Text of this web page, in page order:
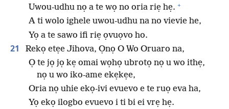
Uwou-udhu nọ a te wọ no oria riẹ hẹ. +
A ti wolo ighele uwou-udhu na no vievie he,
Yọ a te sawo ifi riẹ ọvuọvo ho.
21
Rekọ etẹe Jihova, Ọnọ O Wo Oruaro na,
Ọ te jọ jọ kẹ omai wọhọ ubrotọ nọ u wo ithẹ,
nọ u wo iko-ame ekẹkẹe,
Oria nọ uhie ekọ-ivi evuevo e te ruọ eva ha,
Yọ ekọ ilogbo evuevo i ti bi ei vrẹ hẹ.